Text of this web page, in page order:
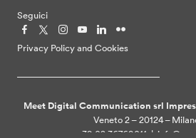
Seguici
Privacy Policy and Cookies
Meet Digital Communication srl
Veneto 2 – 20124 –
+39 02 36769011 |